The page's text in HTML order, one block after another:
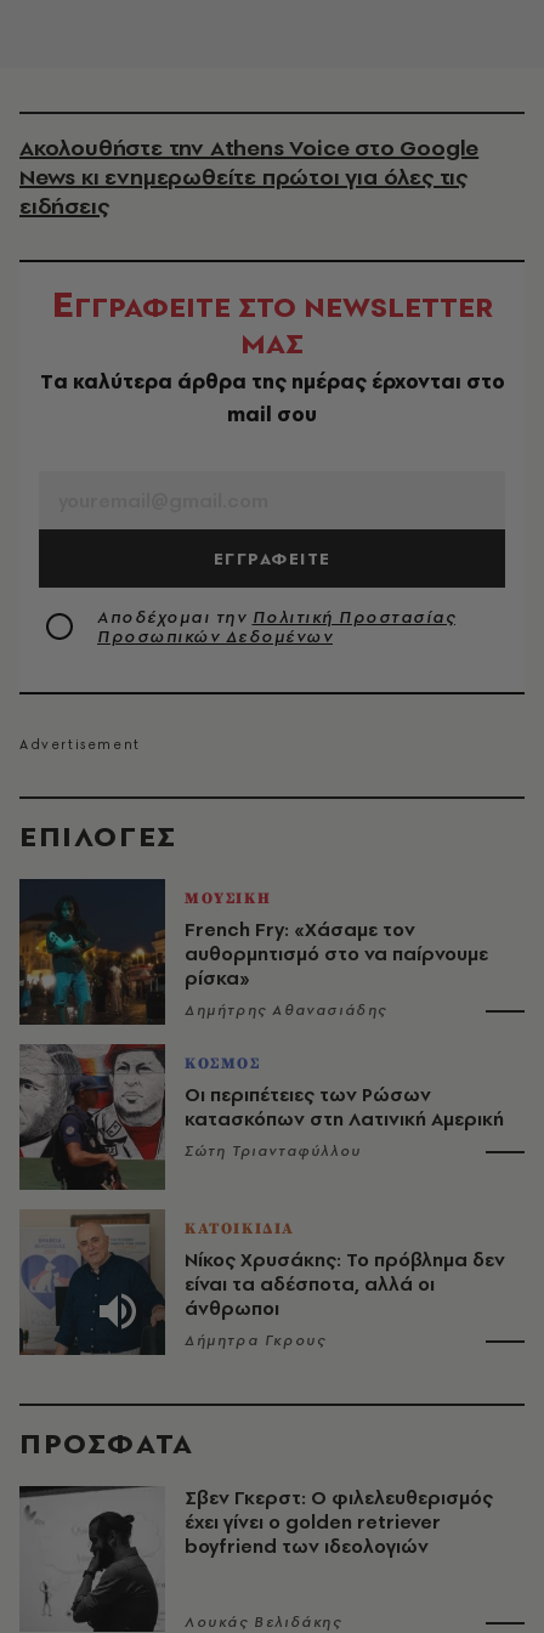
EΠΙΛΟΓΈΣ
ΜΟΥΣΙΚΗ
French Fry: «Χάσαμε τον
αυθορμητισμό στο να παίρνουμε
ρίσκα»
Δημήτρης Αθανασιάδης
ΚΟΣΜΟΣ
Οι περιπέτειες των Ρώσων
κατασκόπων στη Λατινική Αμερική
Σώτη Τριανταφύλλου
ΚΑΤΟΙΚΙΔΙΑ
Νίκος Χρυσάκης: Το πρόβλημα δεν
είναι τα αδέσποτα, αλλά οι
άνθρωποι
Δήμητρα Γκρους
Ακολουθήστε την Athens Voice στο Google
News κι ενημερωθείτε πρώτοι για όλες τις
ειδήσεις
ΕΓΓΡΑΦΕΙΤΕ ΣΤΟ NEWSLETTER
ΜΑΣ
Tα καλύτερα άρθρα της ημέρας έρχονται στο
mail σου
ΕΓΓΡΑΦΕΙΤΕ
Αποδέχομαι την Πολιτική Προστασίας
Προσωπικών Δεδομένων
ΠΡΟΣΦΑΤΑ
Σβεν Γκερστ: Ο φιλελευθερισμός
έχει γίνει ο golden retriever
boyfriend των ιδεολογιών
Λουκάς Βελιδάκης